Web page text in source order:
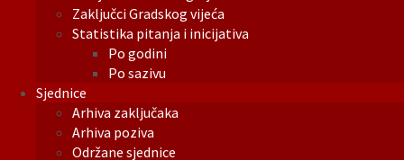
Zaključci Gradskog vijeća
Statistika pitanja i inicijativa
Po godini
Po sazivu
Sjednice
Arhiva zaključaka
Arhiva poziva
Održane sjednice